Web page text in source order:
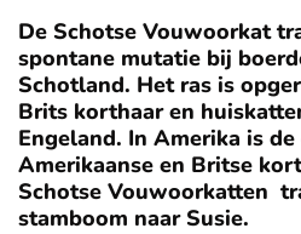
De Schotse Vouwoorkat
spontane mutatie bij
Schotland. Het ras is
Brits korthaar en
Engeland. In Amerika is
Amerikaanse en Britse
Schotse Vouwoorkatten
stamboom naar Susie.